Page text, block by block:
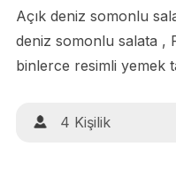
Açık deniz somonlu
deniz somonlu salata ,
binlerce resimli yemek
4 Kişilik